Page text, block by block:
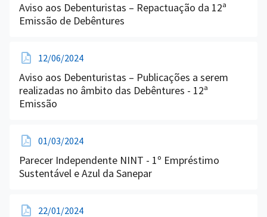
Aviso aos Debenturistas – Repactuação da 12ª
Emissão de Debêntures
12/06/2024
Aviso aos Debenturistas – Publicações a serem
realizadas no âmbito das Debêntures - 12ª
Emissão
01/03/2024
Parecer Independente NINT - 1º Empréstimo
Sustentável e Azul da Sanepar
22/01/2024